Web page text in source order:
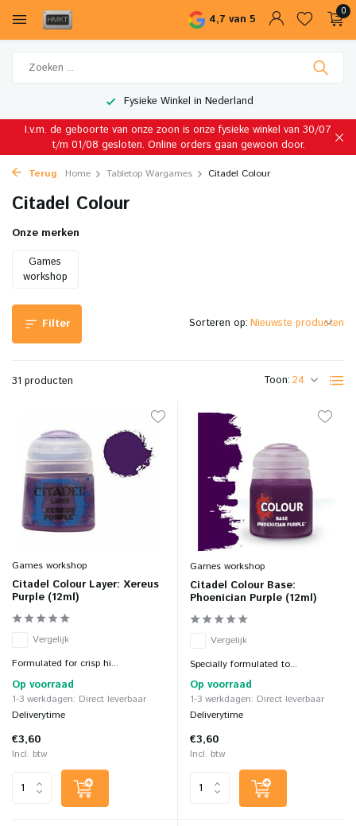
4,7 van 5
0
Wereldwijde Verzending
I.v.m. de geboorte van onze zoon is onze fysieke winkel van 30/07
t/m 01/08 gesloten. Online orders gaan gewoon door.
Terug Home Tabletop Wargames Citadel Colour
Citadel Colour
Onze merken
Games
workshop
Filter
31 producten Toon:
Sorteren op:
Games workshop
Citadel Colour Layer: Xereus
Purple (12ml)
Vergelijk
Formulated for crisp hi...
Op voorraad
1-3 werkdagen: Direct leverbaar
Deliverytime
€3,60
Incl. btw
Games workshop
Citadel Colour Base:
Phoenician Purple (12ml)
Vergelijk
Specially formulated to...
Op voorraad
1-3 werkdagen: Direct leverbaar
Deliverytime
€3,60
Incl. btw